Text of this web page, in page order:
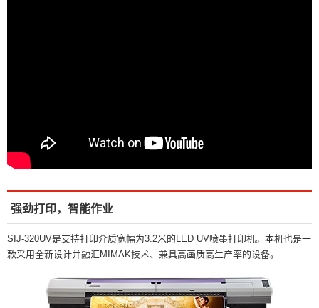
强劲打印，智能作业
SIJ-320UV是支持打印介质宽幅为3.2米的LED UV喷墨打印机。本机也是一
款采用全新设计并融汇MIMAK技术、兼具高画质高生产率的设备。